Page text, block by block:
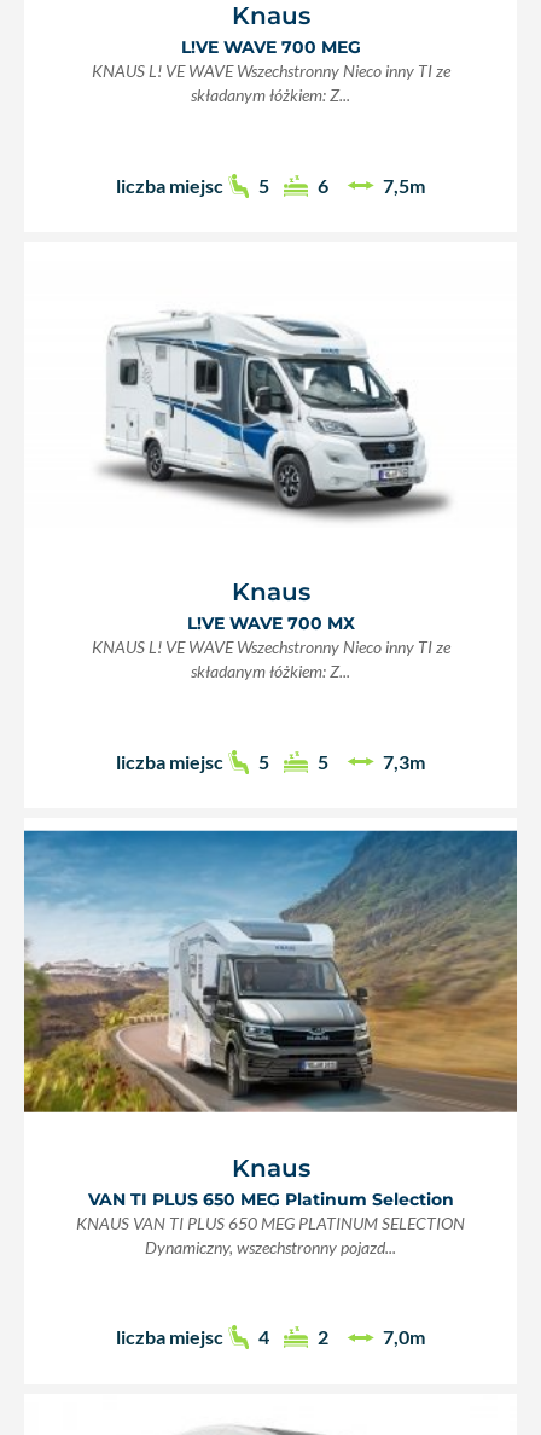
Knaus
L!VE WAVE 700 MEG
KNAUS L! VE WAVE Wszechstronny Nieco inny TI ze
składanym łóżkiem: Z...
liczba miejsc 5 6 7,5m
Knaus
L!VE WAVE 700 MX
KNAUS L! VE WAVE Wszechstronny Nieco inny TI ze
składanym łóżkiem: Z...
liczba miejsc 5 5 7,3m
Knaus
VAN TI PLUS 650 MEG Platinum Selection
KNAUS VAN TI PLUS 650 MEG PLATINUM SELECTION
Dynamiczny, wszechstronny pojazd...
liczba miejsc 4 2 7,0m